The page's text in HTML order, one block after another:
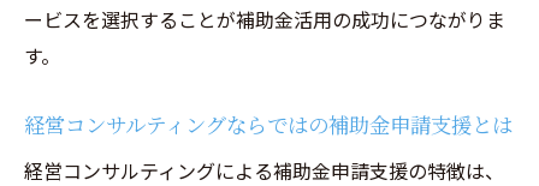
ービスを選択することが補助金活用の成功につながりま
す。
経営コンサルティングならではの補助金申請支援とは
経営コンサルティングによる補助金申請支援の特徴は、